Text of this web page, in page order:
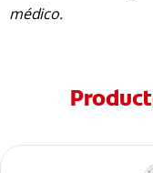
médico.